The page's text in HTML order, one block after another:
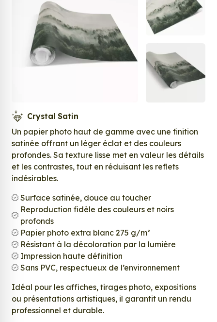
Crystal Satin
Un papier photo haut de gamme avec une finition
satinée offrant un léger éclat et des couleurs
profondes. Sa texture lisse met en valeur les détails
et les contrastes, tout en réduisant les reflets
indésirables.
Surface satinée, douce au toucher
Reproduction fidèle des couleurs et noirs
profonds
Papier photo extra blanc 275 g/m²
Résistant à la décoloration par la lumière
Impression haute définition
Sans PVC, respectueux de l’environnement
Idéal pour les affiches, tirages photo, expositions
ou présentations artistiques, il garantit un rendu
professionnel et durable.